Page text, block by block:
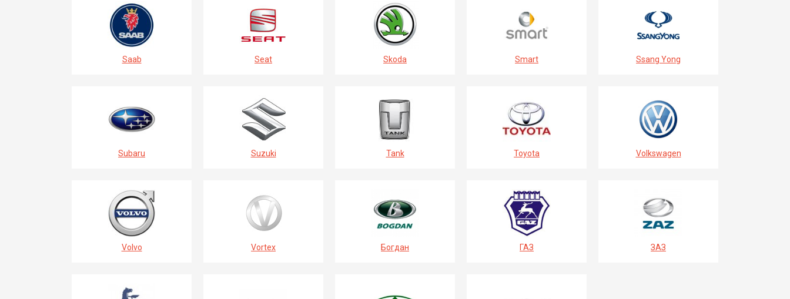
Saab Seat Skoda Smart Ssang Yong
Subaru Suzuki Tank Toyota Volkswagen
Volvo Vortex Богдан ГАЗ ЗАЗ